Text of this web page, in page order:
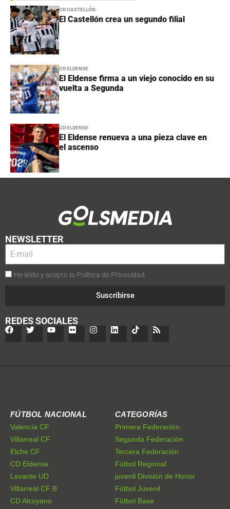
CD CASTELLÓN
El Castellón crea un segundo filial
CD ELDENSE
El Eldense firma a un viejo conocido en su
vuelta a Segunda
CD ELDENSE
El Eldense renueva a una pieza clave en
el ascenso
NEWSLETTER
He leído y acepto la Política de Privacidad.
Suscribirse
REDES SOCIALES
FÚTBOL NACIONAL
Valencia CF
Villarreal CF
Elche CF
CD Eldense
Levante UD
Villarreal CF B
CD Alcoyano
CATEGORÍAS
Primera Federación
Segunda Federación
Tercera Federación
Fútbol Regional
juvenil División de Honor
Fútbol Juvenil
Fútbol Base